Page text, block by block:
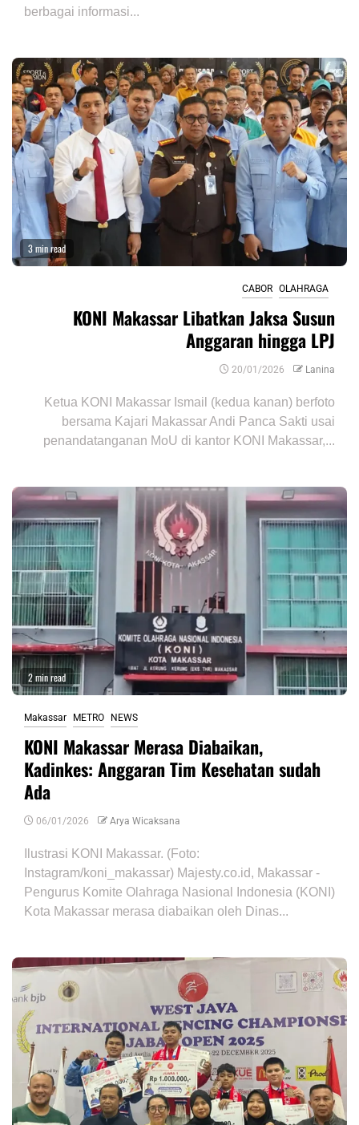
berbagai informasi...
3 min read
CABOR OLAHRAGA
KONI Makassar Libatkan Jaksa Susun
Anggaran hingga LPJ
20/01/2026 Lanina
Ketua KONI Makassar Ismail (kedua kanan) berfoto
bersama Kajari Makassar Andi Panca Sakti usai
penandatanganan MoU di kantor KONI Makassar,...
2 min read
Makassar METRO NEWS
KONI Makassar Merasa Diabaikan,
Kadinkes: Anggaran Tim Kesehatan sudah
Ada
06/01/2026 Arya Wicaksana
Ilustrasi KONI Makassar. (Foto:
Instagram/koni_makassar) Majesty.co.id, Makassar -
Pengurus Komite Olahraga Nasional Indonesia (KONI)
Kota Makassar merasa diabaikan oleh Dinas...